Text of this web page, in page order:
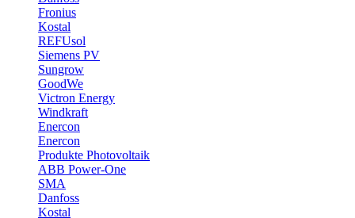
Fronius
Kostal
REFUsol
Siemens PV
Sungrow
GoodWe
Victron Energy
Windkraft
Enercon
Enercon
Produkte Photovoltaik
ABB Power-One
SMA
Danfoss
Kostal